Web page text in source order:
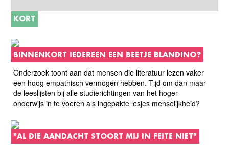
KORT
BINNENKORT IEDEREEN EEN BEETJE BLANDINO?
Onderzoek toont aan dat mensen die literatuur lezen vaker
een hoog empathisch vermogen hebben. Tijd om dan maar
de leeslijsten bij alle studierichtingen van het hoger
onderwijs in te voeren als ingepakte lesjes menselijkheid?
"AL DIE AANDACHT STOORT MIJ IN FEITE NIET"